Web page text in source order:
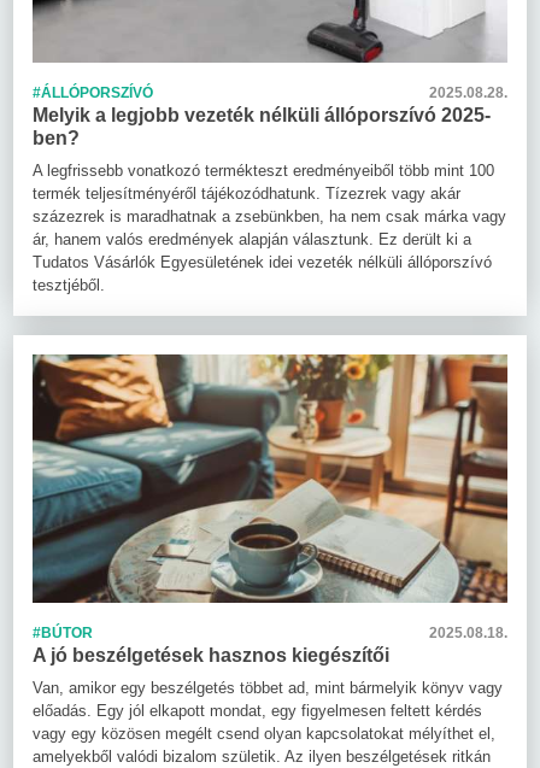
#ÁLLÓPORSZÍVÓ 2025.08.28.
Melyik a legjobb vezeték nélküli állóporszívó 2025-
ben?
A legfrissebb vonatkozó termékteszt eredményeiből több mint 100
termék teljesítményéről tájékozódhatunk. Tízezrek vagy akár
százezrek is maradhatnak a zsebünkben, ha nem csak márka vagy
ár, hanem valós eredmények alapján választunk. Ez derült ki a
Tudatos Vásárlók Egyesületének idei vezeték nélküli állóporszívó
tesztjéből.
#BÚTOR 2025.08.18.
A jó beszélgetések hasznos kiegészítői
Van, amikor egy beszélgetés többet ad, mint bármelyik könyv vagy
előadás. Egy jól elkapott mondat, egy figyelmesen feltett kérdés
vagy egy közösen megélt csend olyan kapcsolatokat mélyíthet el,
amelyekből valódi bizalom születik. Az ilyen beszélgetések ritkán